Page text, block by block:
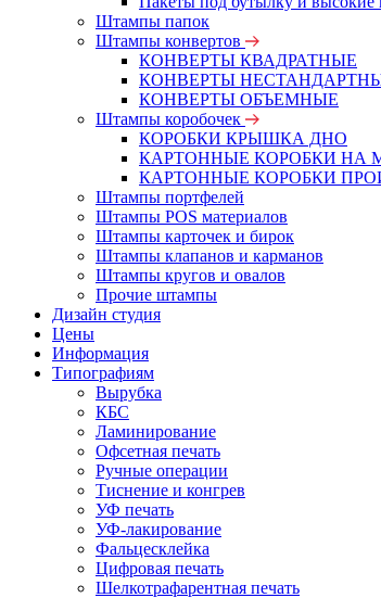
Штампы папок
Штампы конвертов
КОНВЕРТЫ КВАДРАТНЫЕ
КОНВЕРТЫ
КОНВЕРТЫ ОБЪЕМНЫЕ
Штампы коробочек
КОРОБКИ КРЫШКА ДНО
КАРТОННЫЕ КОРОБКИ НА
КАРТОННЫЕ КОРОБКИ
Штампы портфелей
Штампы POS материалов
Штампы карточек и бирок
Штампы клапанов и карманов
Штампы кругов и овалов
Прочие штампы
Дизайн студия
Цены
Информация
Типографиям
Вырубка
КБС
Ламинирование
Офсетная печать
Ручные операции
Тиснение и конгрев
УФ печать
УФ-лакирование
Фальцесклейка
Цифровая печать
Шелкотрафарентная печать